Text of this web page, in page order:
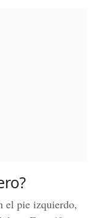
el pie izquierdo,